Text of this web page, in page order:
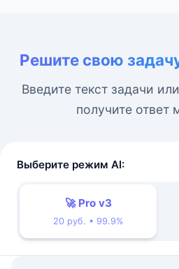
Решите свою
Введите текст задачи
получите ответ
Выберите режим AI:
🚀 Pro v3
20 руб. • 99.9%